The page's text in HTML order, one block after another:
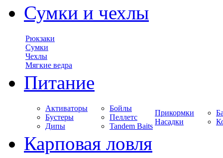
Сумки и чехлы
Рюкзаки
Сумки
Чехлы
Мягкие ведра
Питание
Активаторы
Бустеры
Дипы
Бойлы
Пеллетс
Tandem Baits
Прикормки
Насадки
Карповая ловля